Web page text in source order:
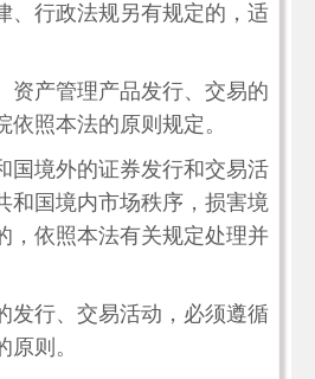
、行政法规另有规定的，适
资产管理产品发行、交易的
照本法的原则规定。
国境外的证券发行和交易活
和国境内市场秩序，损害境
，依照本法有关规定处理并
行、交易活动，必须遵循
则。